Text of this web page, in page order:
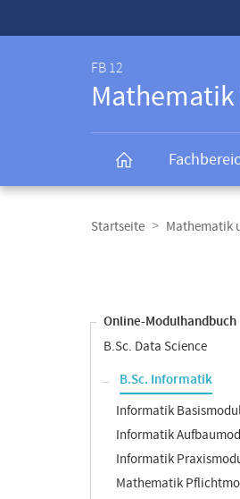
FB 12
Navigation
Startseite Mathematik
Online-Modulhandbuch
B.Sc. Data Science
B.Sc. Informatik
Informatik
Informatik
Informatik
Mathematik